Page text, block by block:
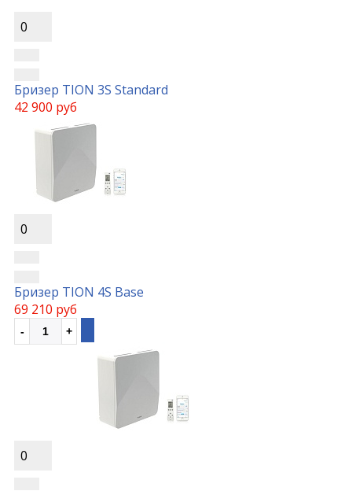
0
Бризер TION 3S Standard
42 900 руб
0
Бризер TION 4S Base
69 210 руб
0